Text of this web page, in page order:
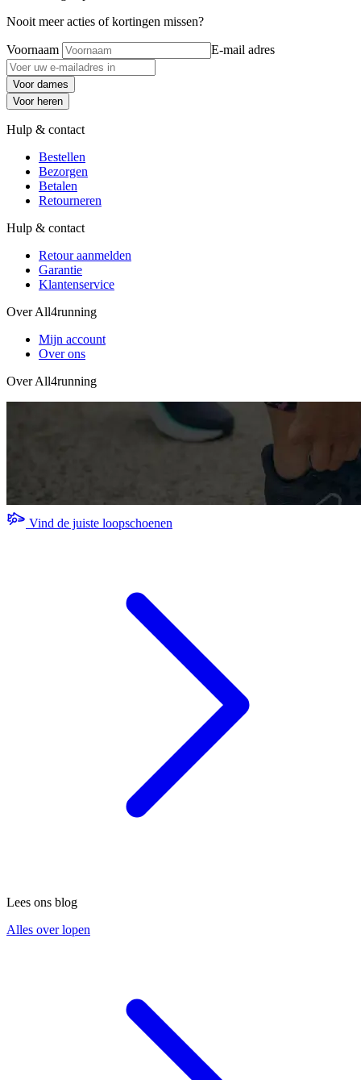
Nooit meer acties of kortingen missen?
Voornaam E-mail adres
Voor dames
Voor heren
Hulp & contact
Bestellen
Bezorgen
Betalen
Retourneren
Hulp & contact
Retour aanmelden
Garantie
Klantenservice
Over All4running
Mijn account
Over ons
Over All4running
Vind de juiste loopschoenen
Lees ons blog
Alles over lopen